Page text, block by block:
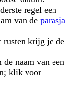
regel een
van deparasja
rusten krijg je de
de naam van een
klik voor